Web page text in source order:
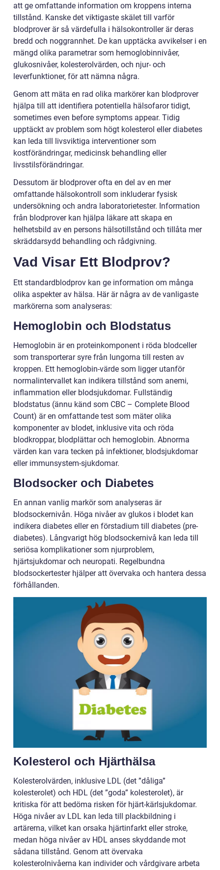
att ge omfattande information om kroppens interna
tillstånd. Kanske det viktigaste skälet till varför
blodprover är så värdefulla i hälsokontroller är deras
bredd och noggrannhet. De kan upptäcka avvikelser i en
mängd olika parametrar som hemoglobinnivåer,
glukosnivåer, kolesterolvärden, och njur- och
leverfunktioner, för att nämna några.
Genom att mäta en rad olika markörer kan blodprover
hjälpa till att identifiera potentiella hälsofaror tidigt,
sometimes even before symptoms appear. Tidig
upptäckt av problem som högt kolesterol eller diabetes
kan leda till livsviktiga interventioner som
kostförändringar, medicinsk behandling eller
livsstilsförändringar.
Dessutom är blodprover ofta en del av en mer
omfattande hälsokontroll som inkluderar fysisk
undersökning och andra laboratorietester. Information
från blodprover kan hjälpa läkare att skapa en
helhetsbild av en persons hälsotillstånd och tillåta mer
skräddarsydd behandling och rådgivning.
Vad Visar Ett Blodprov?
Ett standardblodprov kan ge information om många
olika aspekter av hälsa. Här är några av de vanligaste
markörerna som analyseras:
Hemoglobin och Blodstatus
Hemoglobin är en proteinkomponent i röda blodceller
som transporterar syre från lungorna till resten av
kroppen. Ett hemoglobin-värde som ligger utanför
normalintervallet kan indikera tillstånd som anemi,
inflammation eller blodsjukdomar. Fullständig
blodstatus (ännu känd som CBC – Complete Blood
Count) är en omfattande test som mäter olika
komponenter av blodet, inklusive vita och röda
blodkroppar, blodplättar och hemoglobin. Abnorma
värden kan vara tecken på infektioner, blodsjukdomar
eller immunsystem-sjukdomar.
Blodsocker och Diabetes
En annan vanlig markör som analyseras är
blodsockernivån. Höga nivåer av glukos i blodet kan
indikera diabetes eller en förstadium till diabetes (pre-
diabetes). Långvarigt hög blodsockernivå kan leda till
seriösa komplikationer som njurproblem,
hjärtsjukdomar och neuropati. Regelbundna
blodsockertester hjälper att övervaka och hantera dessa
förhållanden.
Kolesterol och Hjärthälsa
Kolesterolvärden, inklusive LDL (det ”dåliga”
kolesterolet) och HDL (det ”goda” kolesterolet), är
kritiska för att bedöma risken för hjärt-kärlsjukdomar.
Höga nivåer av LDL kan leda till plackbildning i
artärerna, vilket kan orsaka hjärtinfarkt eller stroke,
medan höga nivåer av HDL anses skyddande mot
sådana tillstånd. Genom att övervaka
kolesterolnivåerna kan individer och vårdgivare arbeta